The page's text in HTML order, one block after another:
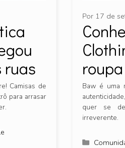
ruas
Camisas de
para arrasar
Por 17 de
Baw é uma
quer se
irreverente.